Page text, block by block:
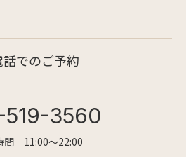
話でのご予約
3560
間 11:00〜22:00